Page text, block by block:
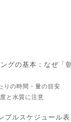
グの基本：なぜ「
りの時間・量の目安
と水質に注意
プルスケジュール